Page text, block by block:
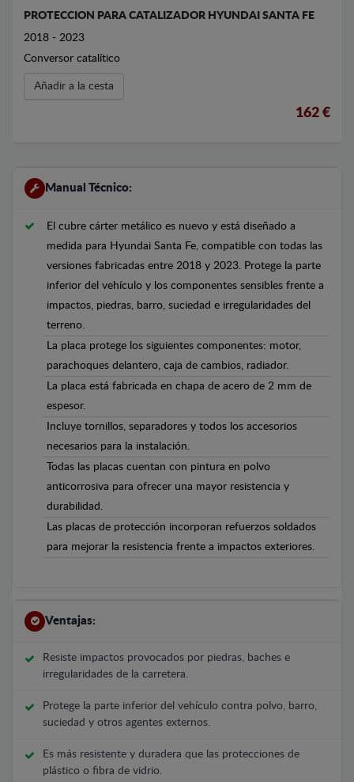
PROTECCION PARA CATALIZADOR HYUNDAI SANTA FE
2018 - 2023
Conversor catalítico
Añadir a la cesta
162 €
Manual Técnico:
El cubre cárter metálico es nuevo y está diseñado a
medida para Hyundai Santa Fe, compatible con todas las
versiones fabricadas entre 2018 y 2023. Protege la parte
inferior del vehículo y los componentes sensibles frente a
impactos, piedras, barro, suciedad e irregularidades del
terreno.
La placa protege los siguientes componentes: motor,
parachoques delantero, caja de cambios, radiador.
La placa está fabricada en chapa de acero de 2 mm de
espesor.
Incluye tornillos, separadores y todos los accesorios
necesarios para la instalación.
Todas las placas cuentan con pintura en polvo
anticorrosiva para ofrecer una mayor resistencia y
durabilidad.
Las placas de protección incorporan refuerzos soldados
para mejorar la resistencia frente a impactos exteriores.
Ventajas:
Resiste impactos provocados por piedras, baches e
irregularidades de la carretera.
Protege la parte inferior del vehículo contra polvo, barro,
suciedad y otros agentes externos.
Es más resistente y duradera que las protecciones de
plástico o fibra de vidrio.